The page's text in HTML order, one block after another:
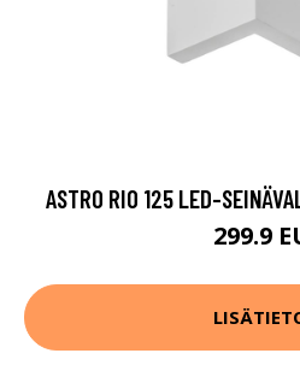
ASTRO RIO 125 LED-
299.9